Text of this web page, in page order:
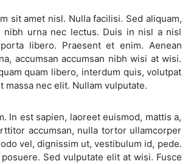
sit amet nisl. Nulla facilisi. Sed aliquam,
nibh urna nec lectus. Duis in nisl a nisl
libero. Praesent et enim. Aenean
accumsan accumsan nibh wisi at wisi.
quam libero, interdum quis, volutpat
nec elit. Nullam vulputate.
In est sapien, laoreet euismod, mattis a,
accumsan, nulla tortor ullamcorper
vel, dignissim ut, vestibulum id, pede.
Sed vulputate elit at wisi. Fusce